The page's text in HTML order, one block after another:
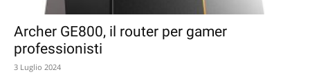
Archer GE800, il router per gamer
professionisti
3 Luglio 2024